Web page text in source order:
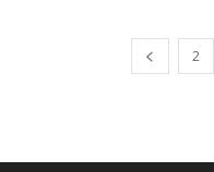
2